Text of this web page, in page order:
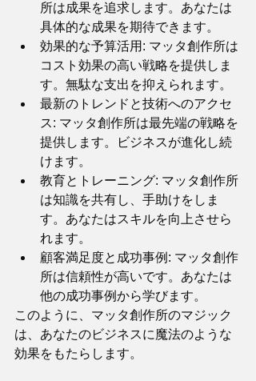
所は成果を追求します。あなたは
具体的な成果を期待できます。
効果的な予算活用: マッタ創作所は
コスト効果の高い戦略を提供しま
す。無駄な支出を抑えられます。
最新のトレンドと技術へのアクセ
ス: マッタ創作所は最先端の戦略を
提供します。ビジネスが進化し続
けます。
教育とトレーニング: マッタ創作所
は知識を共有し、手助けをしま
す。あなたはスキルを向上させら
れます。
顧客満足度と成功事例: マッタ創作
所は信頼性が高いです。あなたは
他の成功事例から学びます。
このように、マッタ創作所のマジック
は、あなたのビジネスに魔法のような
効果をもたらします。